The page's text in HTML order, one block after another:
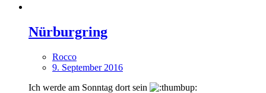
Nürburgring
Rocco
9. September 2016
Ich werde am Sonntag dort sein